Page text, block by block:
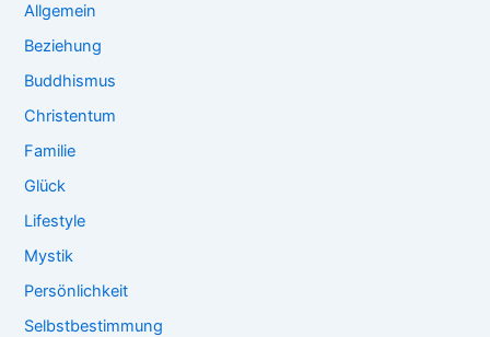
Allgemein
Beziehung
Buddhismus
Christentum
Familie
Glück
Lifestyle
Mystik
Persönlichkeit
Selbstbestimmung